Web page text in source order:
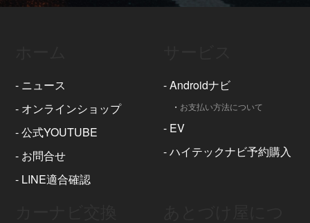
- ニュース
- オンラインショップ
-公式YOUTUBE
- お問合せ
- LINE適合確認
-Androidナビ
・ お支払い方法について
- EV
-ハイテックナビ予約購入